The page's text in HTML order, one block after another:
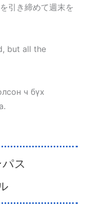
引き締めて週末を
but all the
ч бүх
ス